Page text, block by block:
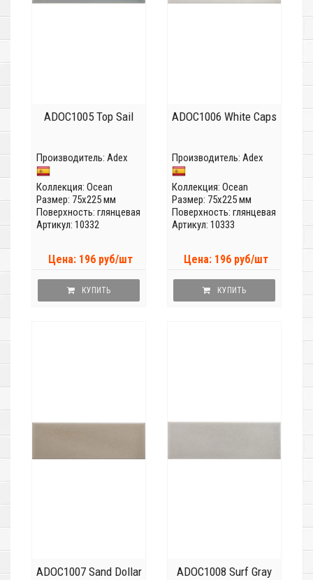
ADOC1005 Top Sail
Производитель: Adex
Коллекция: Ocean
Размер: 75x225 мм
Поверхность: глянцевая
Артикул: 10332
Цена: 196 руб/шт
КУПИТЬ
ADOC1006 White Caps
Производитель: Adex
Коллекция: Ocean
Размер: 75x225 мм
Поверхность: глянцевая
Артикул: 10333
Цена: 196 руб/шт
КУПИТЬ
ADOC1007 Sand Dollar ADOC1008 Surf Gray